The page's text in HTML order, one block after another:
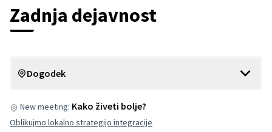
Zadnja dejavnost
Dogodek
New meeting: Kako živeti bolje?
Oblikujmo lokalno strategijo integracije